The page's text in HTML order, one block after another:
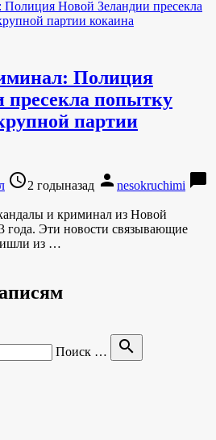
Полиция
пресекла попытку
партии
access_time2 годыназад person nesokruchimi chat_bubble
и криминал из Новой
года. Эти новости связывающие
из …
Поиск … search